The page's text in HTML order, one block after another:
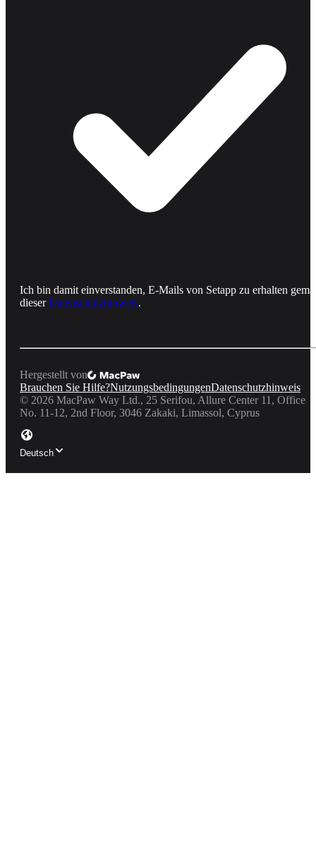
Ich bin damit einverstanden, E-Mails von Setapp zu erhalten
dieser Datenschutzhinweis.
Hergestellt von
Brauchen Sie Hilfe?NutzungsbedingungenDatenschutzhinweis
© 2026 MacPaw Way Ltd., 25 Serifou, Allure Center 11, Office
No. 11-12, 2nd Floor, 3046 Zakaki, Limassol, Cyprus
Deutsch